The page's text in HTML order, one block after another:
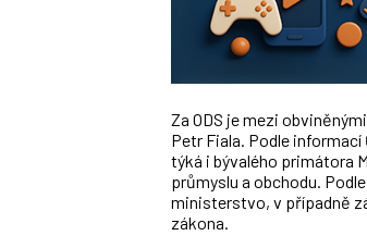
Za ODS je mezi
Petr Fiala. Podle
týká i bývalého primátora
průmyslu a obchodu.
ministerstvo, v případně
zákona.